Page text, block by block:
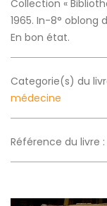
Collection «
1965. In-8°
En bon état.
Categorie(s) du
médecine
Référence du livre :